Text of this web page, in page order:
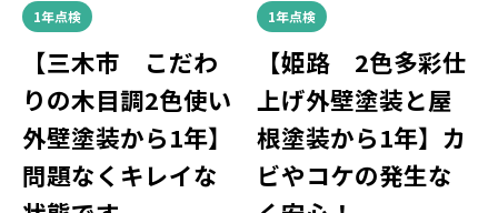
1年点検
【三木市 こだわ
りの木目調2色使い
外壁塗装から1年】
問題なくキレイな
1年点検
【姫路 2色多彩仕
上げ外壁塗装と屋
根塗装から1年】カ
ビやコケの発生な